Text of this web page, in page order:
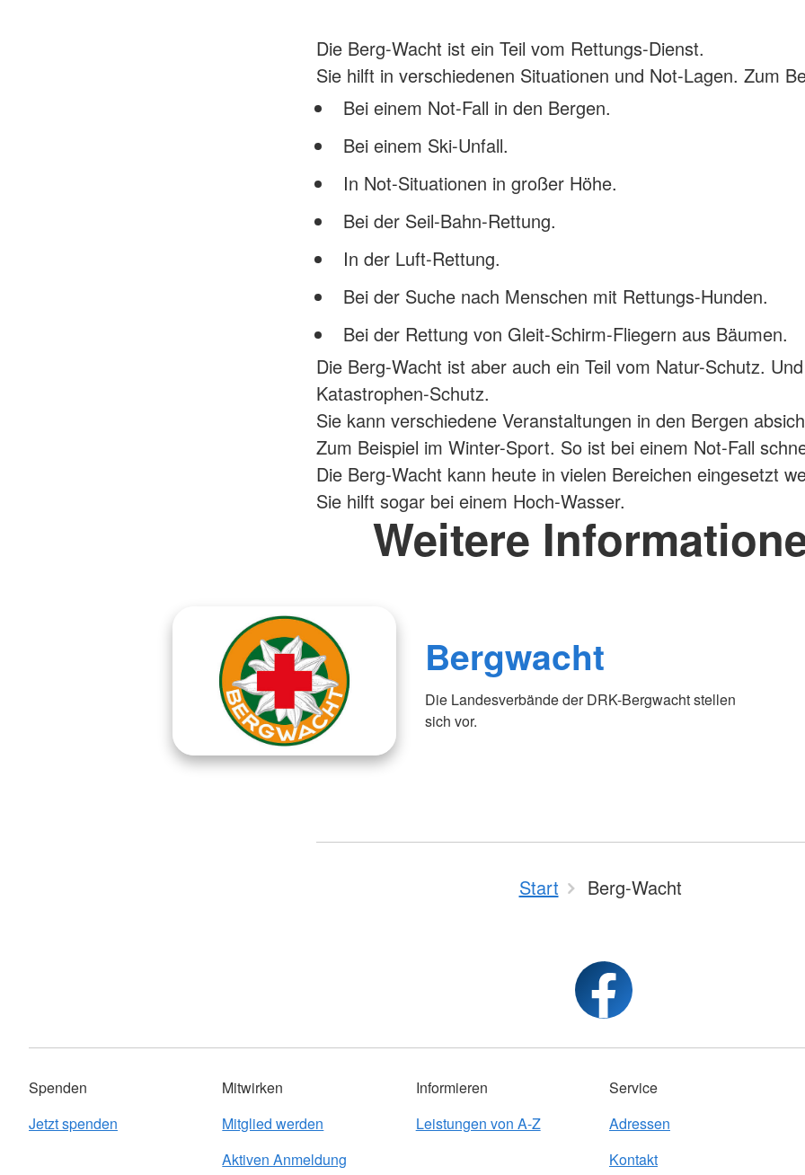
Die Berg-Wacht ist ein Teil vom Rettungs-Dienst.
Sie hilft in verschiedenen Situationen und Not-Lagen. Zum
Bei einem Not-Fall in den Bergen.
Bei einem Ski-Unfall.
In Not-Situationen in großer Höhe.
Bei der Seil-Bahn-Rettung.
In der Luft-Rettung.
Bei der Suche nach Menschen mit Rettungs-Hunden.
Bei der Rettung von Gleit-Schirm-Fliegern aus Bäumen.
Die Berg-Wacht ist aber auch ein Teil vom Natur-Schutz.
Katastrophen-Schutz.
Sie kann verschiedene Veranstaltungen in den Bergen
Zum Beispiel im Winter-Sport. So ist bei einem Not-Fall
Die Berg-Wacht kann heute in vielen Bereichen eingesetzt
Sie hilft sogar bei einem Hoch-Wasser.
Weitere
Bergwacht
Die Landesverbände der DRK-Bergwacht stellen
sich vor.
Start Berg-Wacht
Spenden
Jetzt spenden
Mitwirken
Mitglied werden
Aktiven Anmeldung
Informieren
Leistungen von A-Z
Service
Adressen
Kontakt